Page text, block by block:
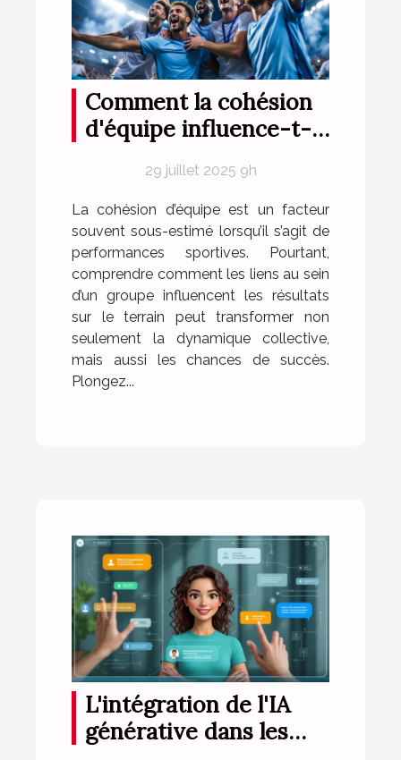
Comment la cohésion
d'équipe influence-t-
sportives ?
29 juillet 2025 9h
La cohésion d’équipe est un facteur
souvent sous-estimé lorsqu’il s’agit de
performances sportives. Pourtant,
comprendre comment les liens au sein
d’un groupe influencent les résultats
sur le terrain peut transformer non
seulement la dynamique collective,
mais aussi les chances de succès.
Plongez...
L'intégration de l'IA
générative dans les